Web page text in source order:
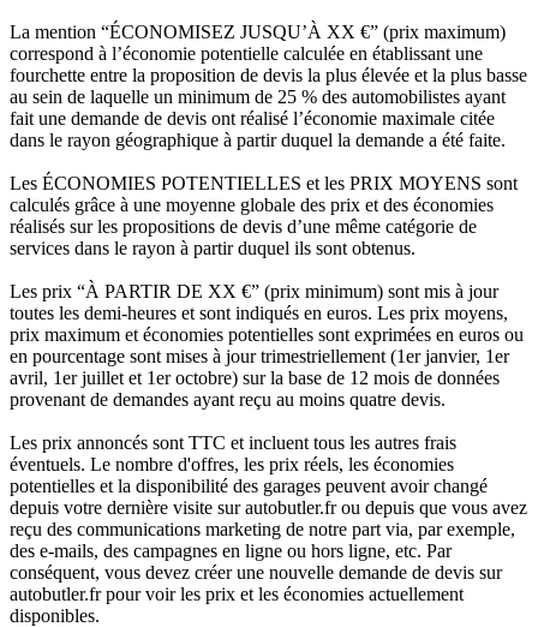
La mention “ÉCONOMISEZ JUSQU’À XX €” (prix maximum)
correspond à l’économie potentielle calculée en établissant une
fourchette entre la proposition de devis la plus élevée et la plus basse
au sein de laquelle un minimum de 25 % des automobilistes ayant
fait une demande de devis ont réalisé l’économie maximale citée
dans le rayon géographique à partir duquel la demande a été faite.
Les ÉCONOMIES POTENTIELLES et les PRIX MOYENS sont
calculés grâce à une moyenne globale des prix et des économies
réalisés sur les propositions de devis d’une même catégorie de
services dans le rayon à partir duquel ils sont obtenus.
Les prix “À PARTIR DE XX €” (prix minimum) sont mis à jour
toutes les demi-heures et sont indiqués en euros. Les prix moyens,
prix maximum et économies potentielles sont exprimées en euros ou
en pourcentage sont mises à jour trimestriellement (1er janvier, 1er
avril, 1er juillet et 1er octobre) sur la base de 12 mois de données
provenant de demandes ayant reçu au moins quatre devis.
Les prix annoncés sont TTC et incluent tous les autres frais
éventuels. Le nombre d'offres, les prix réels, les économies
potentielles et la disponibilité des garages peuvent avoir changé
depuis votre dernière visite sur autobutler.fr ou depuis que vous avez
reçu des communications marketing de notre part via, par exemple,
des e-mails, des campagnes en ligne ou hors ligne, etc. Par
conséquent, vous devez créer une nouvelle demande de devis sur
autobutler.fr pour voir les prix et les économies actuellement
disponibles.